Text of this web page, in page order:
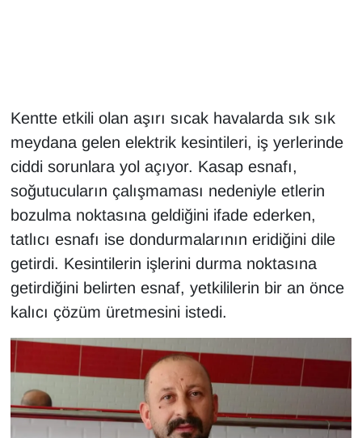
Kentte etkili olan aşırı sıcak havalarda sık sık
meydana gelen elektrik kesintileri, iş yerlerinde
ciddi sorunlara yol açıyor. Kasap esnafı,
soğutucuların çalışmaması nedeniyle etlerin
bozulma noktasına geldiğini ifade ederken,
tatlıcı esnafı ise dondurmalarının eridiğini dile
getirdi. Kesintilerin işlerini durma noktasına
getirdiğini belirten esnaf, yetkililerin bir an önce
kalıcı çözüm üretmesini istedi.
Kadın
Kamu Alımları
Kim Kimdir?
Kültür & Sanat
KURDÎ
MAGAZİN
MEDYA